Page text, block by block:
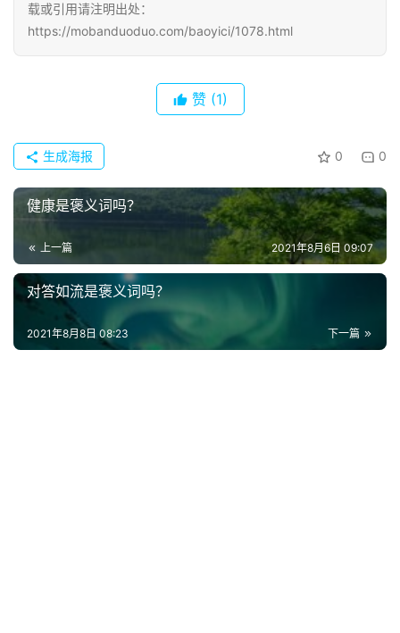
载或引用请注明出处：
https://mobanduoduo.com/baoyici/1078.html
赞 (1)
0 0
生成海报
健康是褒义词吗？
上一篇 2021年8月6日 09:07
对答如流是褒义词吗？
下一篇
2021年8月8日 08:23